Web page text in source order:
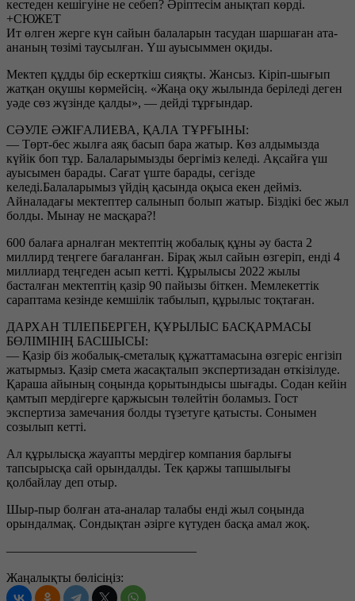
кестеден кешігуіне не себеп? Әріптесім анықтап көрді.
+СЮЖЕТ
Ит өлген жерге күн сайын балаларын тасудан шаршаған ата-
ананың төзімі таусылған. Үш ауысыммен оқиды.
Мектеп құдды бір ескерткіш сияқты. Жансыз. Кіріп-шығып
жатқан оқушы көрмейсің. «Жаңа оқу жылында беріледі деген
уәде сөз жүзінде қалды», — дейді тұрғындар.
СӘУЛЕ ӘЖІҒАЛИЕВА, ҚАЛА ТҰРҒЫНЫ:
— Төрт-бес жылға аяқ басып бара жатыр. Көз алдымызда
күйік боп тұр. Балаларымызды бергіміз келеді. Ақсайға үш
ауысымен барады. Сағат үште барады, сегізде
келеді.Балаларымыз үйдің қасында оқыса екен дейміз.
Айналадағы мектептер салынып болып жатыр. Біздікі бес жыл
болды. Мынау не масқара?!
600 балаға арналған мектептің жобалық құны әу баста 2
миллирд теңгеге бағаланған. Бірақ жыл сайын өзгеріп, енді 4
миллиард теңгеден асып кетті. Құрылысы 2022 жылы
басталған мектептің қазір 90 пайызы біткен. Мемлекеттік
сараптама кезінде кемшілік табылып, құрылыс тоқтаған.
ДАРХАН ТІЛЕПБЕРГЕН, ҚҰРЫЛЫС БАСҚАРМАСЫ
БӨЛІМІНІҢ БАСШЫСЫ:
— Қазір біз жобалық-сметалық құжаттамасына өзгеріс енгізіп
жатырмыз. Қазір смета жасақталып экспертизадан өткізілуде.
Қараша айының соңында қорытындысы шығады. Содан кейін
қамтып мердігерге қаржысын төлейтін боламыз. Гост
экспертиза замечания болды түзетуге қатысты. Сонымен
созылып кетті.
Ал құрылысқа жауапты мердігер компания барлығы
тапсырысқа сай орындалды. Тек қаржы тапшылығы
қолбайлау деп отыр.
Шыр-пыр болған ата-аналар талабы енді жыл соңында
орындалмақ. Сондықтан әзірге күтуден басқа амал жоқ.
———————————————
Жаңалықты бөлісіңіз: